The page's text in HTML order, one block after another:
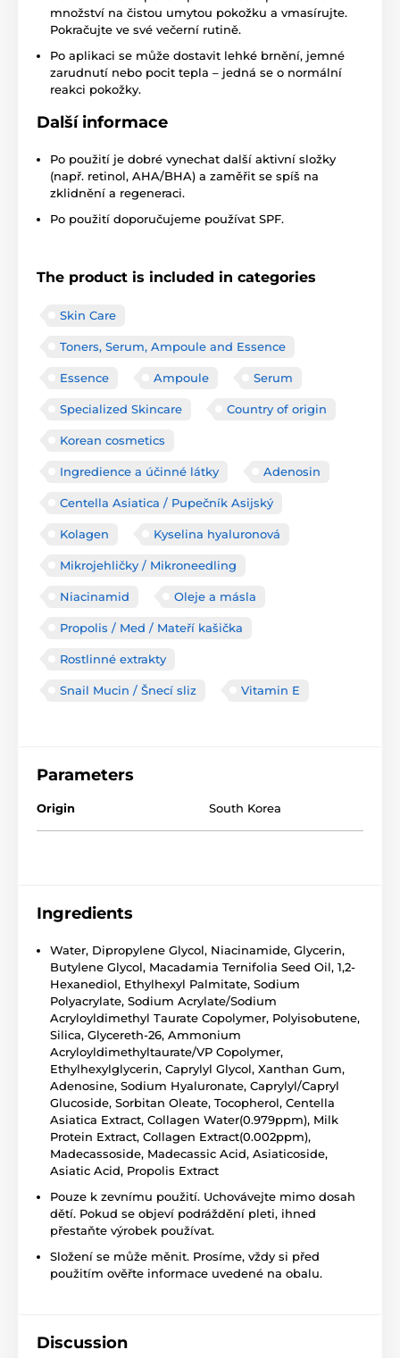
množství na čistou umytou pokožku a vmasírujte.
Pokračujte ve své večerní rutině.
Po aplikaci se může dostavit lehké brnění, jemné
zarudnutí nebo pocit tepla – jedná se o normální
reakci pokožky.
Další informace
Po použití je dobré vynechat další aktivní složky
(např. retinol, AHA/BHA) a zaměřit se spíš na
zklidnění a regeneraci.
Po použití doporučujeme používat SPF.
The product is included in categories
Skin Care
Toners, Serum, Ampoule and Essence
Essence Ampoule Serum
Specialized Skincare Country of origin
Korean cosmetics
Ingredience a účinné látky Adenosin
Centella Asiatica / Pupečník Asijský
Kolagen Kyselina hyaluronová
Mikrojehličky / Mikroneedling
Niacinamid Oleje a másla
Propolis / Med / Mateří kašička
Rostlinné extrakty
Snail Mucin / Šnecí sliz Vitamin E
Parameters
Origin South Korea
Ingredients
Water, Dipropylene Glycol, Niacinamide, Glycerin,
Butylene Glycol, Macadamia Ternifolia Seed Oil, 1,2-
Hexanediol, Ethylhexyl Palmitate, Sodium
Polyacrylate, Sodium Acrylate/Sodium
Acryloyldimethyl Taurate Copolymer, Polyisobutene,
Silica, Glycereth-26, Ammonium
Acryloyldimethyltaurate/VP Copolymer,
Ethylhexylglycerin, Caprylyl Glycol, Xanthan Gum,
Adenosine, Sodium Hyaluronate, Caprylyl/Capryl
Glucoside, Sorbitan Oleate, Tocopherol, Centella
Asiatica Extract, Collagen Water(0.979ppm), Milk
Protein Extract, Collagen Extract(0.002ppm),
Madecassoside, Madecassic Acid, Asiaticoside,
Asiatic Acid, Propolis Extract
Pouze k zevnímu použití. Uchovávejte mimo dosah
dětí. Pokud se objeví podráždění pleti, ihned
přestaňte výrobek používat.
Složení se může měnit. Prosíme, vždy si před
použitím ověřte informace uvedené na obalu.
Discussion